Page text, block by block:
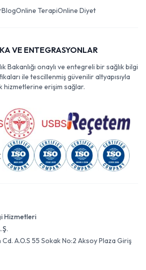
BlogOnline TerapiOnline Diyet
VE ENTEGRASYONLAR
Bakanlığı onaylı ve entegreli bir sağlık bilgi
ile tescillenmiş güvenilir altyapısıyla
hizmetlerine erişim sağlar.
Hizmetleri
A.O.S 55 Sokak No:2 Aksoy Plaza Giriş